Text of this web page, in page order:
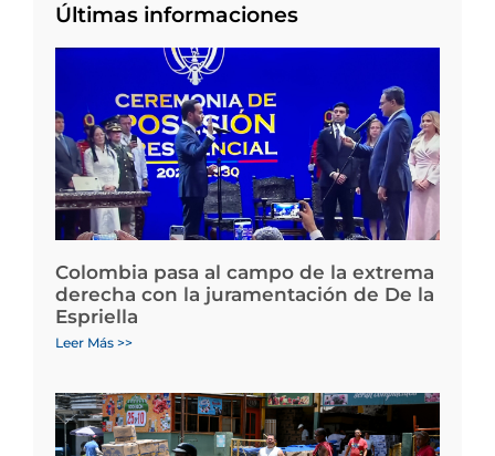
Últimas informaciones
Colombia pasa al campo de la extrema
derecha con la juramentación de De la
Espriella
Leer Más >>